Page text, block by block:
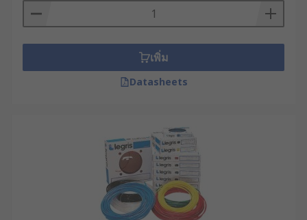
เพิ่ม
Datasheets